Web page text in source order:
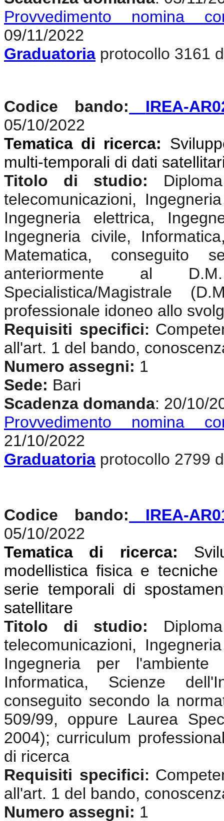
Provvedimento nomina
09/11/2022
Graduatoria protocollo 3161
Codice bando:
IREA-
05/10/2022
Tematica di ricerca:
multi-temporali di dati
Titolo di studio:
telecomunicazioni,
Ingegneria elettrica,
Ingegneria civile,
Matematica, conseguito
anteriormente al
Specialistica/Magistrale
professionale idoneo allo
Requisiti specifici:
all'art. 1 del bando,
Numero assegni: 1
Sede: Bari
Scadenza domanda: 20/10/
Provvedimento nomina
21/10/2022
Graduatoria protocollo 2799
Codice bando:
IREA-
05/10/2022
Tematica di ricerca:
modellistica fisica e
serie temporali di
satellitare
Titolo di studio:
telecomunicazioni,
Ingegneria per
Informatica, Scienze
conseguito secondo la
509/99, oppure Laurea
2004); curriculum
di ricerca
Requisiti specifici:
all'art. 1 del bando,
Numero assegni: 1